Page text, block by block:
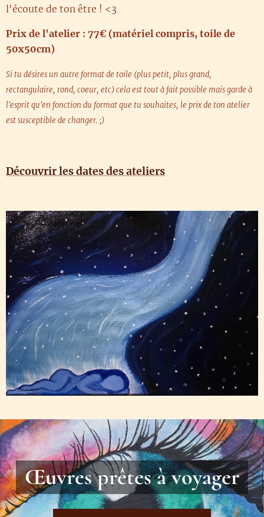
l'écoute de ton être ! <3
Prix de l'atelier : 77€ (matériel compris, toile de
50x50cm)
Si tu désires un autre format de toile (plus petit, plus grand,
rectangulaire, rond, coeur, etc) cela est tout à fait possible mais garde à
l'esprit qu'en fonction du format que tu souhaites, le prix de ton atelier
est susceptible de changer. ;)
Découvrir les dates des ateliers
Œuvres prêtes à voyager